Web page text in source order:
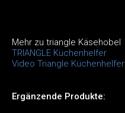
Mehr zu triangle Käsehobel
TRIANGLE Küchenhelfer
Video Triangle Küchenhelfer
Ergänzende Produkte: